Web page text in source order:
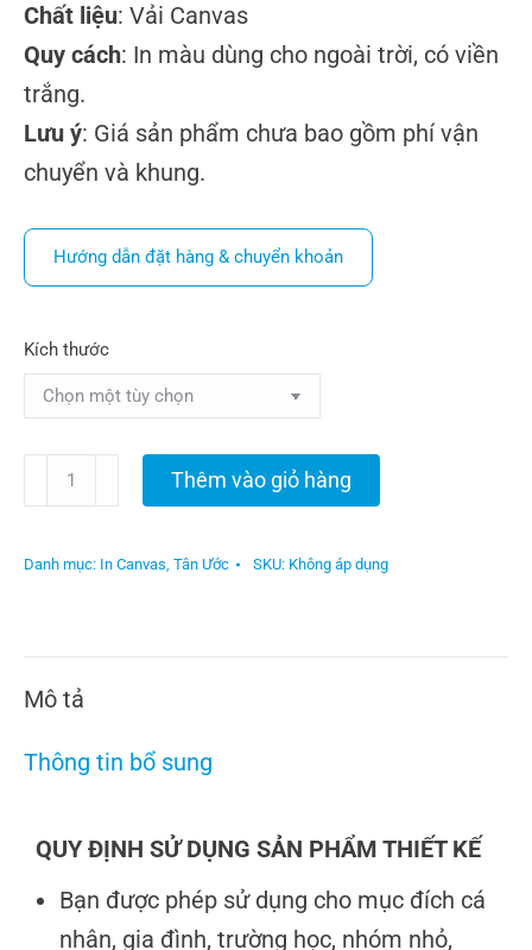
Chất liệu: Vải Canvas
Quy cách: In màu dùng cho ngoài trời, có viền
trắng.
Lưu ý: Giá sản phẩm chưa bao gồm phí vận
chuyển và khung.
Hướng dẫn đặt hàng & chuyển khoản
Kích thước
Thêm vào giỏ hàng
Danh mục: In Canvas, Tân Ước SKU: Không áp dụng
Mô tả
Thông tin bổ sung
QUY ĐỊNH SỬ DỤNG SẢN PHẨM THIẾT KẾ
Bạn được phép sử dụng cho mục đích cá
nhân, gia đình, trường học, nhóm nhỏ,